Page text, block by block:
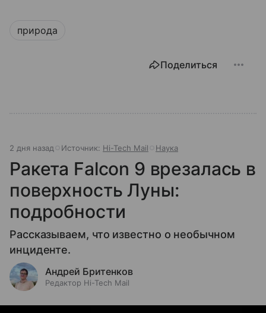
природа
Поделиться
2 дня назад Источник: Hi-Tech Mail Наука
Ракета Falcon 9 врезалась в
поверхность Луны:
подробности
Рассказываем, что известно о необычном
инциденте.
Андрей Бритенков
Редактор Hi-Tech Mail